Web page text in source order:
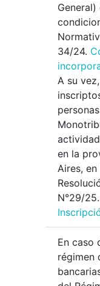
34/24.
A su
en la
Aires,
N°29/25.
En caso
régimen